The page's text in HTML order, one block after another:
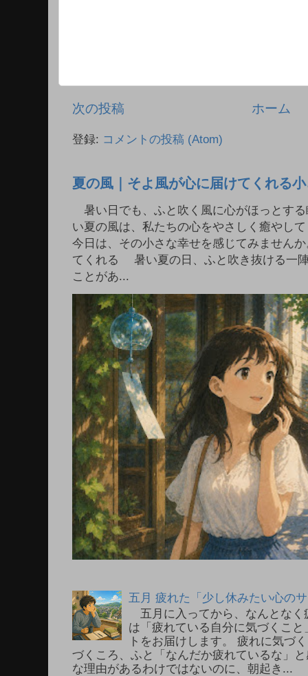
次の投稿 ホーム
登録: コメントの投稿 (Atom)
夏の風｜そよ風が心に届けてくれる
暑い日でも、ふと吹く風に心がほっとす
い夏の風は、私たちの心をやさしく癒やし
今日は、その小さな幸せを感じてみません
てくれる 暑い夏の日、ふと吹き抜ける一
ことがあ...
五月 疲れた「少し休みたい心の
五月に入ってから、なんとなく
は「疲れている自分に気づくこ
トをお届けします。 疲れに気
づくころ、ふと「なんだか疲れているな」
な理由があるわけではないのに、朝起き...